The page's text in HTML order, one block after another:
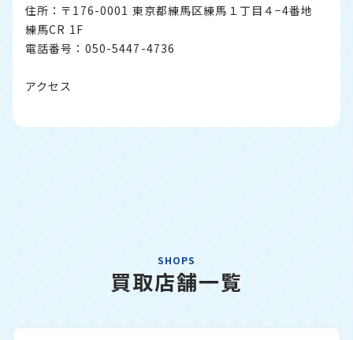
住所：〒176-0001 東京都練馬区練馬１丁目４−4番地
練馬CR 1F
電話番号：050-5447-4736
アクセス
SHOPS
買取店舗一覧